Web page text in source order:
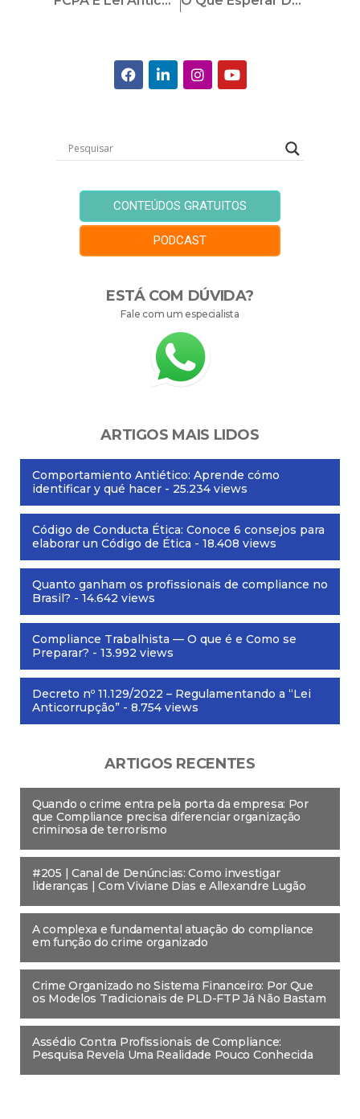
CONTEÚDOS GRATUITOS
PODCAST
ESTÁ COM DÚVIDA?
Fale com um especialista
ARTIGOS MAIS LIDOS
Comportamiento Antiético: Aprende cómo
identificar y qué hacer - 25.234 views
Código de Conducta Ética: Conoce 6 consejos para
elaborar un Código de Ética - 18.408 views
Quanto ganham os profissionais de compliance no
Brasil? - 14.642 views
Compliance Trabalhista — O que é e Como se
Preparar? - 13.992 views
Decreto nº 11.129/2022 – Regulamentando a “Lei
Anticorrupção” - 8.754 views
ARTIGOS RECENTES
Quando o crime entra pela porta da empresa: Por
que Compliance precisa diferenciar organização
criminosa de terrorismo
#205 | Canal de Denúncias: Como investigar
lideranças | Com Viviane Dias e Allexandre Lugão
A complexa e fundamental atuação do compliance
em função do crime organizado
Crime Organizado no Sistema Financeiro: Por Que
os Modelos Tradicionais de PLD-FTP Já Não Bastam
Assédio Contra Profissionais de Compliance:
Pesquisa Revela Uma Realidade Pouco Conhecida